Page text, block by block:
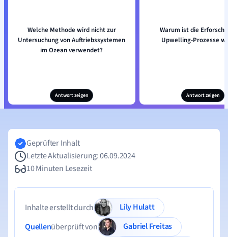
Welche Methode wird nicht zur
Untersuchung von Auftriebssystemen
im Ozean verwendet?
Antwort zeigen
Warum ist die
Upwelling-Prozesse
Antwort zeigen
Geprüfter Inhalt
Letzte Aktualisierung: 06.09.2024
10 Minuten Lesezeit
Inhalte erstellt durch
Lily Hulatt
Quellenüberprüft von
Gabriel Freitas